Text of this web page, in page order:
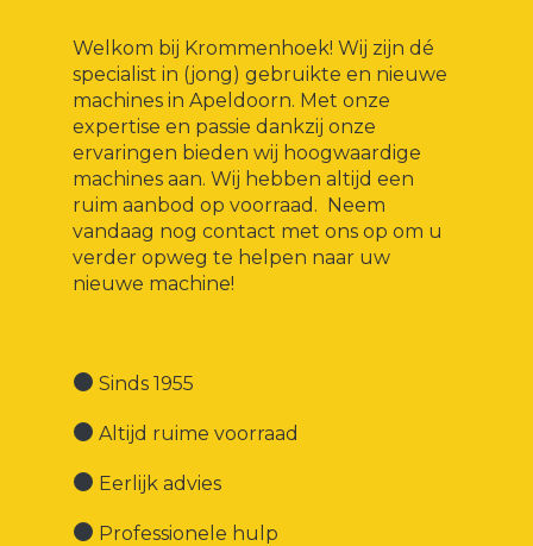
Welkom bij Krommenhoek! Wij zijn dé
specialist in (jong) gebruikte en nieuwe
machines in Apeldoorn. Met onze
expertise en passie dankzij onze
ervaringen bieden wij hoogwaardige
machines aan. Wij hebben altijd een
ruim aanbod op voorraad. Neem
vandaag nog contact met ons op om u
verder opweg te helpen naar uw
nieuwe machine!
Sinds 1955
Altijd ruime voorraad
Eerlijk advies
Professionele hulp